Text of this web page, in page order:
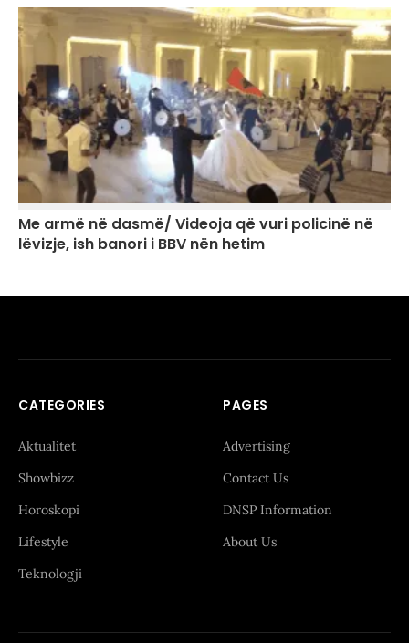
Me armë në dasmë/ Videoja që vuri policinë në
lëvizje, ish banori i BBV nën hetim
CATEGORIES
Aktualitet
Showbizz
Horoskopi
Lifestyle
Teknologji
PAGES
Advertising
Contact Us
DNSP Information
About Us